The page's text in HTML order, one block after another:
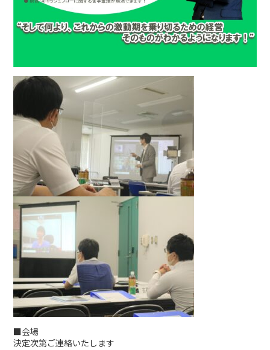
■会場
決定次第ご連絡いたします